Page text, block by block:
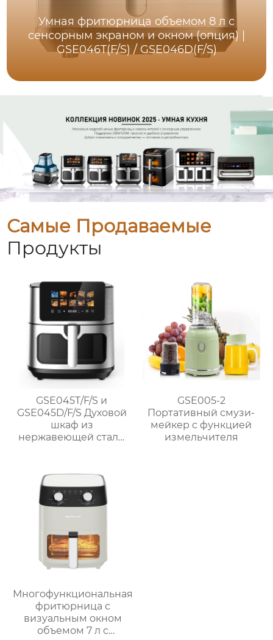
Умная фритюрница объемом 8 л с
сенсорным экраном и окном (опция) |
GSE046T(F/S) / GSE046D(F/S)
Самые Продаваемые
Продукты
GSE045T/F/S и
GSE045D/F/S Духовой
шкаф из
нержавеющей стали
GSE005-2
Портативный смузи-
мейкер с функцией
измельчителя
Многофункциональная
фритюрница с
визуальным окном
объемом 7 л с